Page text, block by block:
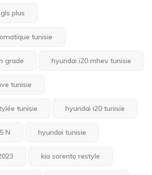
plus
tunisie
grade hyundai i20 mhev tunisie
tunisie
tunisie hyundai i20 tunisie
N hyundai tunisie
kia sorento restyle